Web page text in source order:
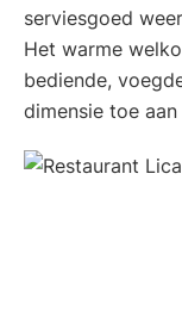
serviesgoed
Het warme
bediende,
dimensie toe